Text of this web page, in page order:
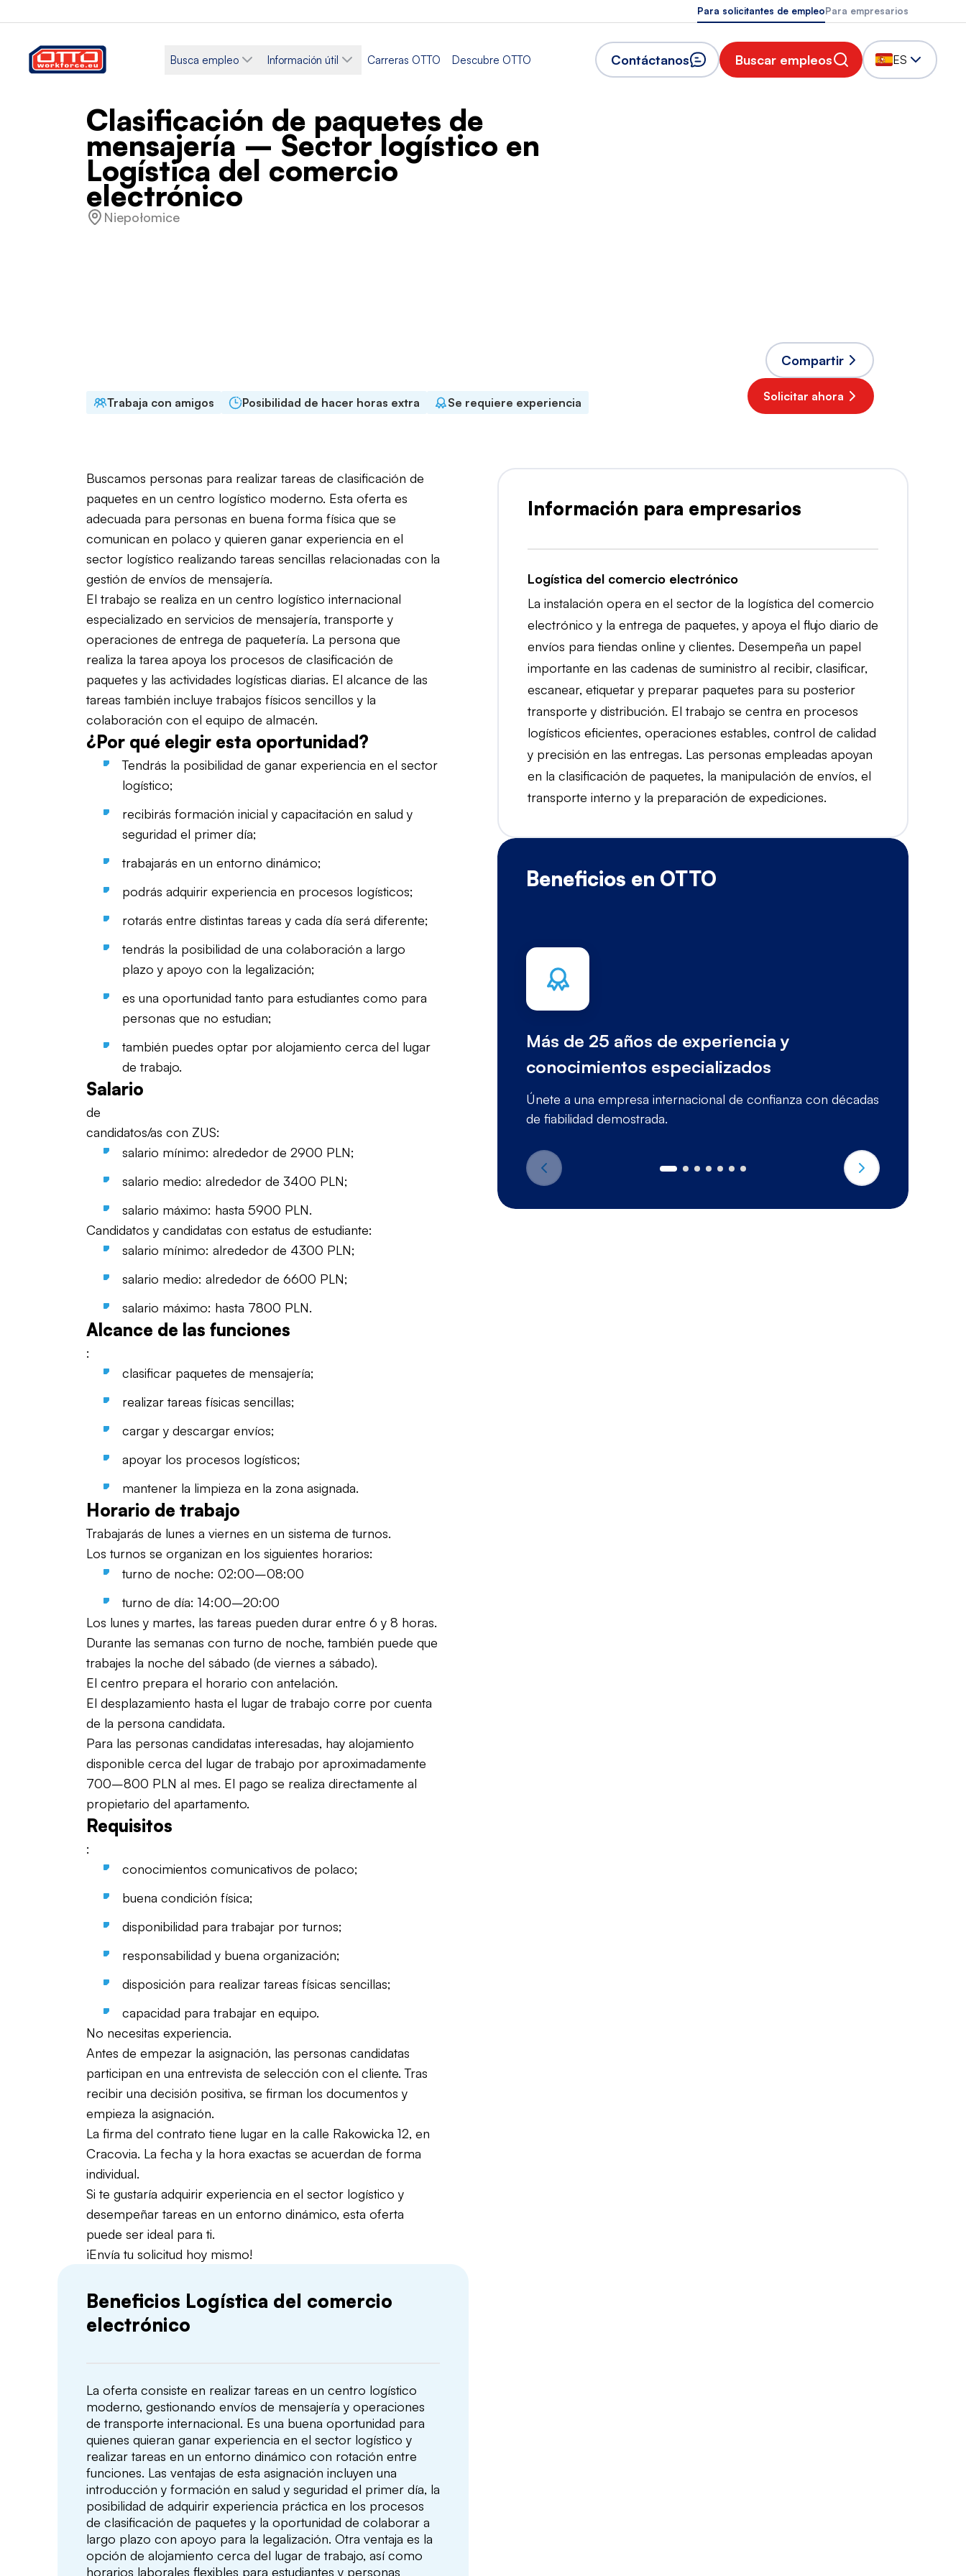
Para solicitantes de empleoPara empresarios
Busca empleo Información útil Carreras OTTO Descubre OTTO Contáctanos Buscar empleos ES
Clasificación de paquetes de
mensajería – Sector logístico en
Logística del comercio
electrónico
Niepołomice
Trabaja con amigos Posibilidad de hacer horas extra Se requiere experiencia
Compartir
Solicitar ahora
Buscamos personas para realizar tareas de clasificación de
paquetes en un centro logístico moderno. Esta oferta es
adecuada para personas en buena forma física que se
comunican en polaco y quieren ganar experiencia en el
sector logístico realizando tareas sencillas relacionadas con la
gestión de envíos de mensajería.
El trabajo se realiza en un centro logístico internacional
especializado en servicios de mensajería, transporte y
operaciones de entrega de paquetería. La persona que
realiza la tarea apoya los procesos de clasificación de
paquetes y las actividades logísticas diarias. El alcance de las
tareas también incluye trabajos físicos sencillos y la
colaboración con el equipo de almacén.
¿Por qué elegir esta oportunidad?
Tendrás la posibilidad de ganar experiencia en el sector
logístico;
recibirás formación inicial y capacitación en salud y
seguridad el primer día;
trabajarás en un entorno dinámico;
podrás adquirir experiencia en procesos logísticos;
rotarás entre distintas tareas y cada día será diferente;
tendrás la posibilidad de una colaboración a largo
plazo y apoyo con la legalización;
es una oportunidad tanto para estudiantes como para
personas que no estudian;
también puedes optar por alojamiento cerca del lugar
de trabajo.
Salario
de
candidatos/as con ZUS:
salario mínimo: alrededor de 2900 PLN;
salario medio: alrededor de 3400 PLN;
salario máximo: hasta 5900 PLN.
Candidatos y candidatas con estatus de estudiante:
salario mínimo: alrededor de 4300 PLN;
salario medio: alrededor de 6600 PLN;
salario máximo: hasta 7800 PLN.
Alcance de las funciones
:
clasificar paquetes de mensajería;
realizar tareas físicas sencillas;
cargar y descargar envíos;
apoyar los procesos logísticos;
mantener la limpieza en la zona asignada.
Horario de trabajo
Trabajarás de lunes a viernes en un sistema de turnos.
Los turnos se organizan en los siguientes horarios:
turno de noche: 02:00–08:00
turno de día: 14:00–20:00
Los lunes y martes, las tareas pueden durar entre 6 y 8 horas.
Durante las semanas con turno de noche, también puede que
trabajes la noche del sábado (de viernes a sábado).
El centro prepara el horario con antelación.
El desplazamiento hasta el lugar de trabajo corre por cuenta
de la persona candidata.
Para las personas candidatas interesadas, hay alojamiento
disponible cerca del lugar de trabajo por aproximadamente
700–800 PLN al mes. El pago se realiza directamente al
propietario del apartamento.
Requisitos
:
conocimientos comunicativos de polaco;
buena condición física;
disponibilidad para trabajar por turnos;
responsabilidad y buena organización;
disposición para realizar tareas físicas sencillas;
capacidad para trabajar en equipo.
No necesitas experiencia.
Antes de empezar la asignación, las personas candidatas
participan en una entrevista de selección con el cliente. Tras
recibir una decisión positiva, se firman los documentos y
empieza la asignación.
La firma del contrato tiene lugar en la calle Rakowicka 12, en
Cracovia. La fecha y la hora exactas se acuerdan de forma
individual.
Si te gustaría adquirir experiencia en el sector logístico y
desempeñar tareas en un entorno dinámico, esta oferta
puede ser ideal para ti.
¡Envía tu solicitud hoy mismo!
Beneficios Logística del comercio
electrónico
La oferta consiste en realizar tareas en un centro logístico
moderno, gestionando envíos de mensajería y operaciones
de transporte internacional. Es una buena oportunidad para
quienes quieran ganar experiencia en el sector logístico y
realizar tareas en un entorno dinámico con rotación entre
funciones. Las ventajas de esta asignación incluyen una
introducción y formación en salud y seguridad el primer día, la
posibilidad de adquirir experiencia práctica en los procesos
de clasificación de paquetes y la oportunidad de colaborar a
largo plazo con apoyo para la legalización. Otra ventaja es la
opción de alojamiento cerca del lugar de trabajo, así como
horarios laborales flexibles para estudiantes y personas
Información para empresarios
Logística del comercio electrónico
La instalación opera en el sector de la logística del comercio
electrónico y la entrega de paquetes, y apoya el flujo diario de
envíos para tiendas online y clientes. Desempeña un papel
importante en las cadenas de suministro al recibir, clasificar,
escanear, etiquetar y preparar paquetes para su posterior
transporte y distribución. El trabajo se centra en procesos
logísticos eficientes, operaciones estables, control de calidad
y precisión en las entregas. Las personas empleadas apoyan
en la clasificación de paquetes, la manipulación de envíos, el
transporte interno y la preparación de expediciones.
Beneficios en OTTO
Más de 25 años de experiencia y
conocimientos especializados
Únete a una empresa internacional de confianza con décadas
de fiabilidad demostrada.